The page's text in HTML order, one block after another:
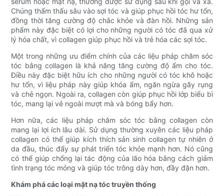
Chúng thẩm thấu sâu vào sợi tóc và giúp phục hồi tóc hư tổn,
đồng thời tăng cường độ chắc khỏe và đàn hồi. Những sản
phẩm này đặc biệt có lợi cho những người có tóc đã qua xử
lý hóa chất, vì collagen giúp phục hồi và trẻ hóa các sợi tóc.
Một trong những ưu điểm chính của các liệu pháp chăm sóc
tóc bằng collagen là khả năng tăng cường độ ẩm cho tóc.
Điều này đặc biệt hữu ích cho những người có tóc khô hoặc
hư tổn, vì liệu pháp này giúp khóa ẩm, ngăn ngừa gãy rụng
và chẻ ngọn. Ngoài ra, collagen còn giúp phục hồi lớp biểu bì
tóc, mang lại vẻ ngoài mượt mà và bóng bẩy hơn.
Hơn nữa, các liệu pháp chăm sóc tóc bằng collagen còn
mang lại lợi ích lâu dài. Sử dụng thường xuyên các liệu pháp
collagen có thể giúp kích thích sản sinh collagen tự nhiên ở
da đầu, thúc đẩy sự phát triển tóc khỏe mạnh hơn. Nó cũng
có thể giúp chống lại tác động của lão hóa bằng cách giảm
tình trạng tóc mỏng và giúp tóc trông dày hơn, đầy đặn hơn.
Khám phá các loại mặt nạ tóc truyền thống